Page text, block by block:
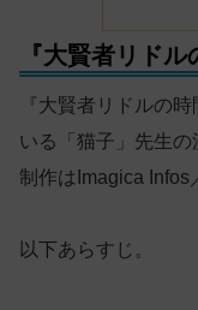
『大賢者リド
『大賢者リドルの
いる「猫子」先生の
制作はImagica Infos
以下あらすじ。